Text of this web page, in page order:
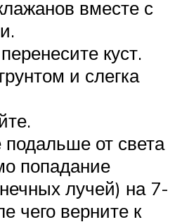
вместе с
куст.
и слегка
от света
попадание
лучей) на 7-
чего верните к